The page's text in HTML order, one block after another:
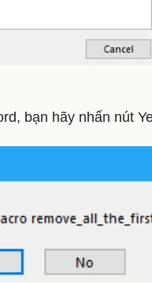
bạn hãy nhấn nút